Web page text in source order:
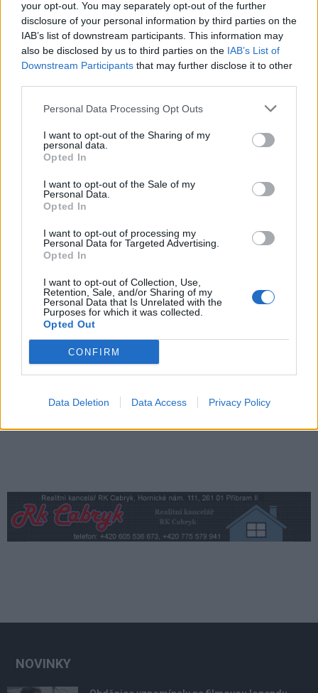
your opt-out. You may separately opt-out of the further
disclosure of your personal information by third parties on the
IAB’s list of downstream participants. This information may
also be disclosed by us to third parties on the IAB’s List of
Downstream Participants that may further disclose it to other
Personal Data Processing Opt Outs
I want to opt-out of the Sharing of my
personal data.
Opted In
I want to opt-out of the Sale of my
Personal Data.
Opted In
I want to opt-out of processing my
Personal Data for Targeted Advertising.
Opted In
I want to opt-out of Collection, Use,
Retention, Sale, and/or Sharing of my
Personal Data that Is Unrelated with the
Purposes for which it was collected.
Opted Out
CONFIRM
Data Deletion Data Access Privacy Policy
Předchozí článek
Dopravní policie Příbramska
zaznamenala 12 překročení
rychlosti během Speed
Následující článek
Žáky Odborného učiliště
a Praktické školy už nebude
svážet speciální spoj
SOUVISEJÍCÍ ČLÁNKY
VÍCE OD AUTORA
Většina koupališť na Příbramsku nabízí
výborné podmínky. Horší voda je jen na
Zpravodajství
Příbram modernizuje parkovací automaty.
Zpravodajství
Středočeský kraj upravil pravidla soutěže.
Obce nově získají body i za předcházení
vzniku odpadu
NOVINKY